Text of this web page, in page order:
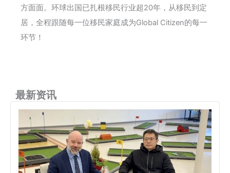
方面面。环球出国已扎根移民行业超20年，从移民到定
居，全程跟随每一位移民家庭成为Global Citizen的每一
环节！
最新资讯